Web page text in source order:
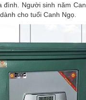
Người sinh năm
cho tuổi Canh Ngọ.